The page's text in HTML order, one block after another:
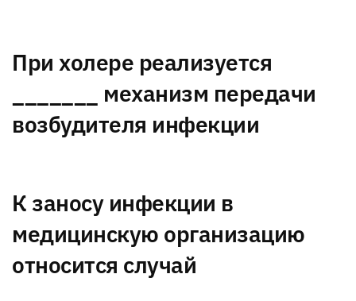
При холере реализуется
_______ механизм передачи
возбудителя инфекции
К заносу инфекции в
медицинскую организацию
относится случай